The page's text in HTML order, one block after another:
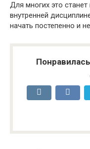
Для многих это
внутренней
начать постепенно и